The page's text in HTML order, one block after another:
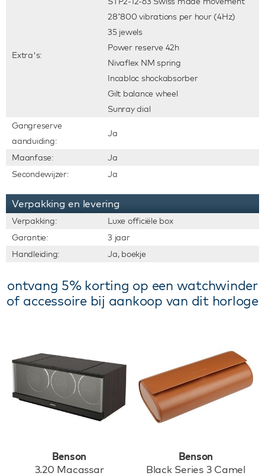
Extra's:
28’800 vibrations per hour (4Hz)
35 jewels
Power reserve 42h
Nivaflex NM spring
Incabloc shockabsorber
Gilt balance wheel
Sunray dial
Gangreserve
aanduiding:
Ja
Maanfase:
Ja
Secondewijzer:
Ja
Verpakking en levering
Verpakking:
Luxe officiële box
Garantie:
3 jaar
Handleiding:
Ja, boekje
ontvang 5% korting op een watchwinder
of accessoire bij aankoop van dit horloge
Benson
3.20 Macassar
Benson
Black Series 3 Camel